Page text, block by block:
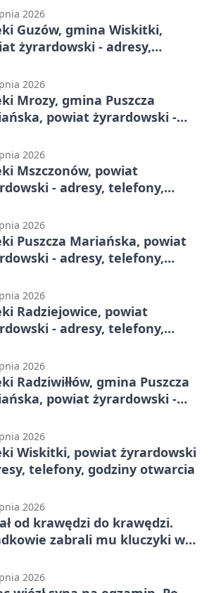
2026
Guzów, gmina Wiskitki,
żyrardowski - adresy,
2026
Mrozy, gmina Puszcza
powiat żyrardowski -
2026
Mszczonów, powiat
- adresy, telefony,
2026
Puszcza Mariańska, powiat
- adresy, telefony,
2026
Radziejowice, powiat
- adresy, telefony,
2026
Radziwiłłów, gmina Puszcza
powiat żyrardowski -
2026
Wiskitki, powiat żyrardowski
telefony, godziny otwarcia
2026
od krawędzi do krawędzi.
zabrali mu kluczyki w
2026